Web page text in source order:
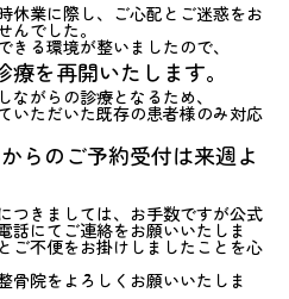
休業に際し、ご心配とご迷惑をお
でした。
る環境が整いましたので、
を再開いたします。
がらの診療となるため、
いただいた既存の患者様のみ対応
らのご予約受付は来週よ
つきましては、お手数ですが公式
話にてご連絡をお願いいたしま
ご不便をお掛けしましたことを心
骨院をよろしくお願いいたしま